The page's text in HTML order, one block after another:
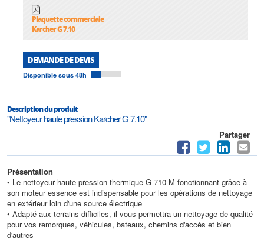
Plaquette commerciale
Karcher G 7.10
DEMANDE DE DEVIS
Disponible sous 48h
Description du produit
"Nettoyeur haute pression Karcher G 7.10"
Partager
Présentation
• Le nettoyeur haute pression thermique G 710 M fonctionnant grâce à
son moteur essence est indispensable pour les opérations de nettoyage
en extérieur loin d'une source électrique
• Adapté aux terrains difficiles, il vous permettra un nettoyage de qualité
pour vos remorques, véhicules, bateaux, chemins d'accès et bien
d'autres